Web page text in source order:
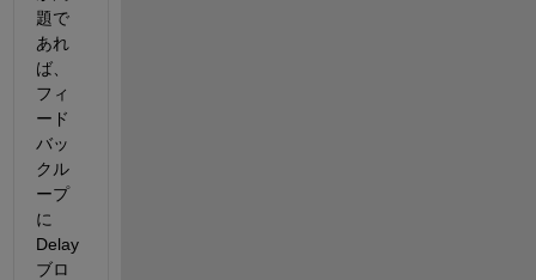
題で
あれ
ば、
フィ
ード
バッ
クル
ープ
に
Delay
ブロ